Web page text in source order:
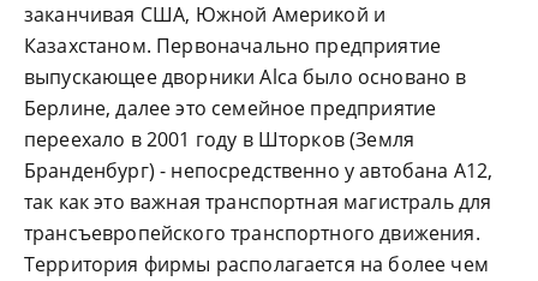
заканчивая США, Южной Америкой и
Казахстаном. Первоначально предприятие
выпускающее дворники Alca было основано в
Берлине, далее это семейное предприятие
переехало в 2001 году в Шторков (Земля
Бранденбург) - непосредственно у автобана А12,
так как это важная транспортная магистраль для
трансъевропейского транспортного движения.
Территория фирмы располагается на более чем